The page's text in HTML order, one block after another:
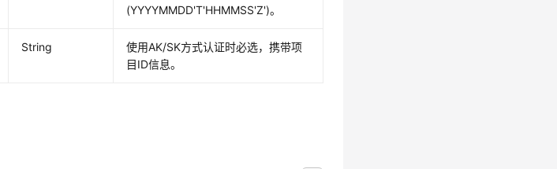
(YYYYMMDD'T'HHMMSS'Z')。
String
使用AK/SK方式认证时必选，携带项
目ID信息。